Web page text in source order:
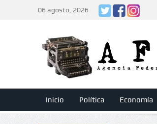
06 agosto, 2026
Inicio Política Economía